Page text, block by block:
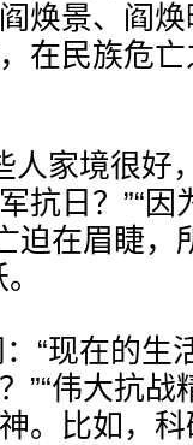
焕景、阎
在民族危
人家境很好
抗日？”“因
迫在眉睫
“现在的生
”“伟大抗战
。比如，